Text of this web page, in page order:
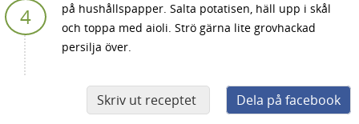
på hushållspapper. Salta potatisen, häll upp i skål
och toppa med aioli. Strö gärna lite grovhackad
persilja över.
Skriv ut receptet Dela på facebook